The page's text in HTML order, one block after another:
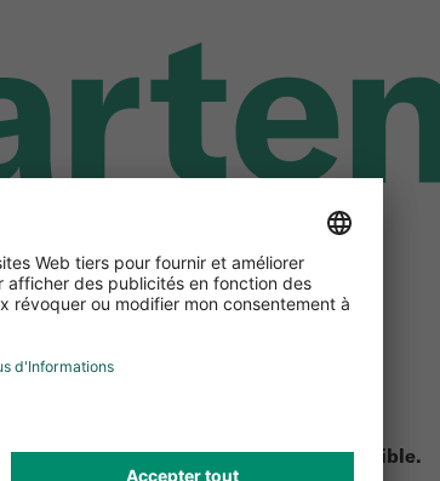
C'est pourquoi notre shop sera indisponible.